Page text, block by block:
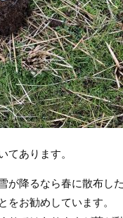
てあります。
が降るなら春に散布し
をお勧めしています。